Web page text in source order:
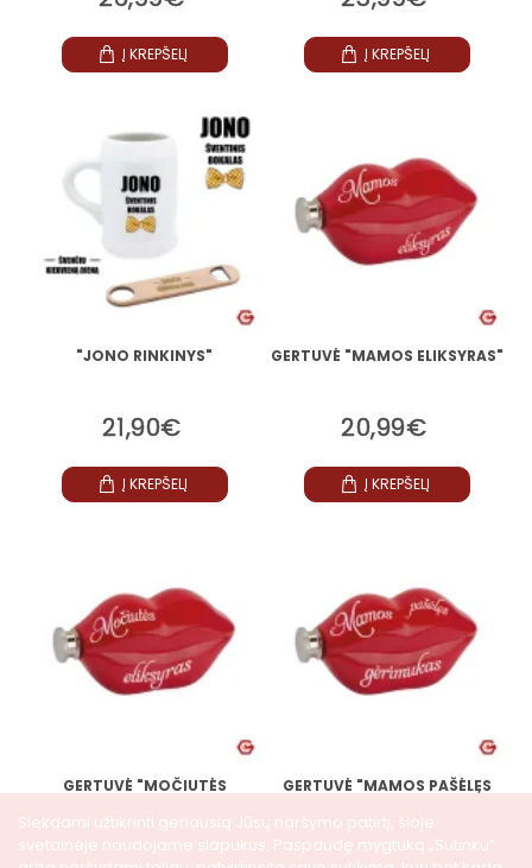
Siekdami užtikrinti geriausią Jūsų naršymo patirtį, šioje
svetainėje naudojame slapukus. Paspaudę mygtuką „Sutinku“
Į KREPŠELĮ Į KREPŠELĮ
"JONO RINKINYS"
21,90€
Į KREPŠELĮ
GERTUVĖ "MAMOS ELIKSYRAS"
20,99€
Į KREPŠELĮ
GERTUVĖ "MOČIUTĖS
20,99€
GERTUVĖ "MAMOS PAŠĖLĘS
20,99€